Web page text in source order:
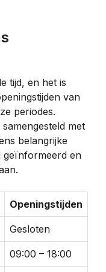
tijd, en het is
van
periodes.
met
belangrijke
geïnformeerd en
Openingstijden
Gesloten
09:00 – 18:00